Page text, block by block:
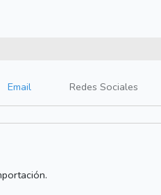
Email Redes Sociales